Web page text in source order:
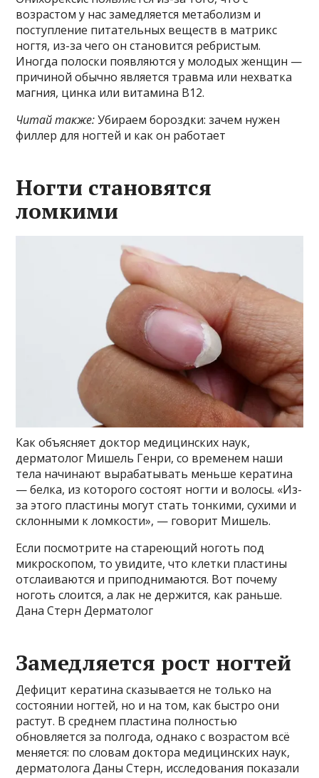
возрастом у нас замедляется метаболизм и
поступление питательных веществ в матрикс
ногтя, из-за чего он становится ребристым.
Иногда полоски появляются у молодых женщин —
причиной обычно является травма или нехватка
магния, цинка или витамина B12.
Читай также:Убираем бороздки: зачем нужен
филлер для ногтей и как он работает
Ногти становятся
ломкими
Как объясняет доктор медицинских наук,
дерматолог Мишель Генри, со временем наши
тела начинают вырабатывать меньше кератина
— белка, из которого состоят ногти и волосы. «Из-
за этого пластины могут стать тонкими, сухими и
склонными к ломкости», — говорит Мишель.
Если посмотрите на стареющий ноготь под
микроскопом, то увидите, что клетки пластины
отслаиваются и приподнимаются. Вот почему
ноготь слоится, а лак не держится, как раньше.
Дана Стерн Дерматолог
Замедляется рост ногтей
Дефицит кератина сказывается не только на
состоянии ногтей, но и на том, как быстро они
растут. В среднем пластина полностью
обновляется за полгода, однако с возрастом всё
меняется: по словам доктора медицинских наук,
дерматолога Даны Стерн, исследования показали